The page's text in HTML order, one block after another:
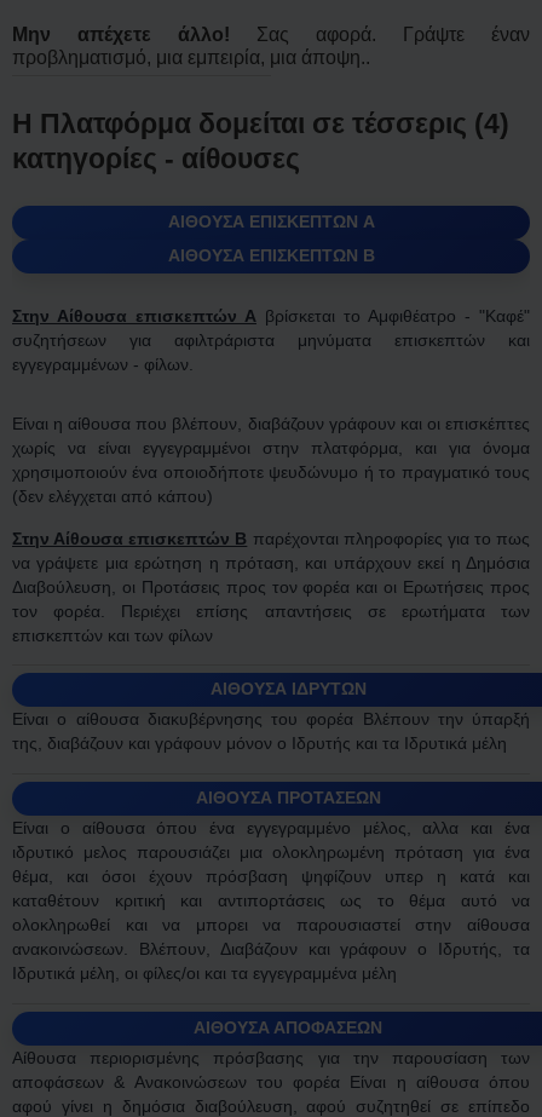
Μην απέχετε άλλο! Σας αφορά. Γράψτε έναν
προβληματισμό, μια εμπειρία, μια άποψη..
Η Πλατφόρμα δομείται σε τέσσερις (4)
κατηγορίες - αίθουσες
ΑΙΘΟΥΣΑ ΕΠΙΣΚΕΠΤΩΝ A
ΑΙΘΟΥΣΑ ΕΠΙΣΚΕΠΤΩΝ Β
Στην Αίθουσα επισκεπτών Α βρίσκεται το Αμφιθέατρο - "Καφέ"
συζητήσεων για αφιλτράριστα μηνύματα επισκεπτών και
εγγεγραμμένων - φίλων.
Είναι η αίθουσα που βλέπουν, διαβάζουν γράφουν και οι επισκέπτες
χωρίς να είναι εγγεγραμμένοι στην πλατφόρμα, και για όνομα
χρησιμοποιούν ένα οποιοδήποτε ψευδώνυμο ή το πραγματικό τους
(δεν ελέγχεται από κάπου)
Στην Αίθουσα επισκεπτών Β παρέχονται πληροφορίες για το πως
να γράψετε μια ερώτηση η πρόταση, και υπάρχουν εκεί η Δημόσια
Διαβούλευση, οι Προτάσεις προς τον φορέα και οι Ερωτήσεις προς
τον φορέα. Περιέχει επίσης απαντήσεις σε ερωτήματα των
επισκεπτών και των φίλων
ΑΙΘΟΥΣΑ ΙΔΡΥΤΩΝ
Είναι ο αίθουσα διακυβέρνησης του φορέα Βλέπουν την ύπαρξή
της, διαβάζουν και γράφουν μόνον ο Ιδρυτής και τα Ιδρυτικά μέλη
ΑΙΘΟΥΣΑ ΠΡΟΤΑΣΕΩΝ
Είναι ο αίθουσα όπου ένα εγγεγραμμένο μέλος, αλλα και ένα
ιδρυτικό μελος παρουσιάζει μια ολοκληρωμένη πρόταση για ένα
θέμα, και όσοι έχουν πρόσβαση ψηφίζουν υπερ η κατά και
καταθέτουν κριτική και αντιπορτάσεις ως το θέμα αυτό να
ολοκληρωθεί και να μπορει να παρουσιαστεί στην αίθουσα
ανακοινώσεων. Βλέπουν, Διαβάζουν και γράφουν ο Ιδρυτής, τα
Ιδρυτικά μέλη, οι φίλες/οι και τα εγγεγραμμένα μέλη
ΑΙΘΟΥΣΑ ΑΠΟΦΑΣΕΩΝ
Αίθουσα περιορισμένης πρόσβασης για την παρουσίαση των
αποφάσεων & Ανακοινώσεων του φορέα Είναι η αίθουσα όπου
αφού γίνει η δημόσια διαβούλευση, αφού συζητηθεί σε επίπεδο